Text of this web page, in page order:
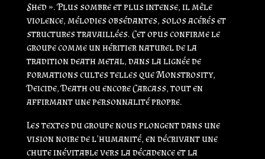
Shed ». Plus sombre et plus intense, il mêle
violence, mélodies obsédantes, solos acérés et
structures travaillées. Cet opus confirme le
groupe comme un héritier naturel de la
tradition death metal, dans la lignée de
formations cultes telles que Monstrosity,
Deicide, Death ou encore Carcass, tout en
affirmant une personnalité propre.
Les textes du groupe nous plongent dans une
vision noire de l’humanité, en décrivant une
chute inévitable vers la décadence et la